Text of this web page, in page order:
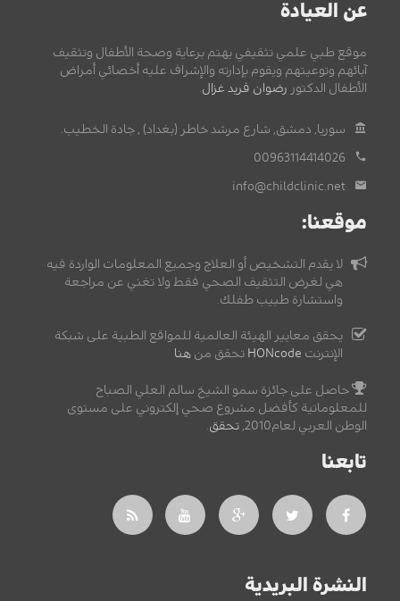
عن العيادة
موقع طبي علمي تثقيفي يهتم برعاية وصحة الأطفال وتثقيف
آبائهم وتوعيتهم ويقوم بإدارته والإشراف عليه أخصائي أمراض
الأطفال الدكتور رضوان فريد غزال
سوريا, دمشق, شارع مرشد خاطر (بغداد) , جادة الخطيب.
00963114414026
info@childclinic.net
موقعنا:
لا يقدم التشخيص أو العلاج وجميع المعلومات الواردة فيه
هي لغرض التثقيف الصحي فقط ولا تغني عن مراجعة
واستشارة طبيب طفلك.
يحقق معايير الهيئة العالمية للمواقع الطبية على شبكة
الإنترنت HONcode تحقق من هنا
حاصل على جائزة سمو الشيخ سالم العلي الصباح
للمعلوماتية كأفضل مشروع صحي إلكتروني على مستوى
الوطن العربي لعام2010,
تحقق
تابعنا
النشرة البريدية